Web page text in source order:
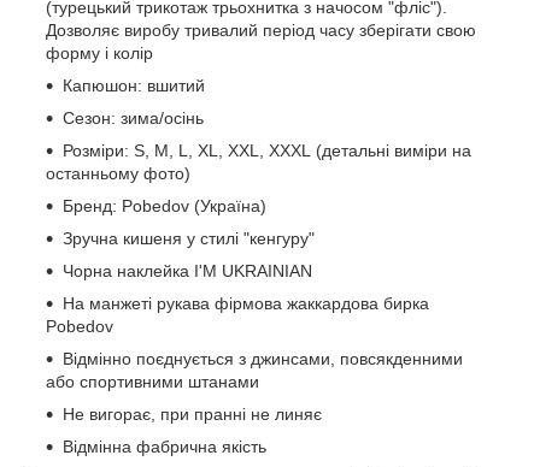
(турецький трикотаж трьохнитка з начосом "фліс").
Дозволяє виробу тривалий період часу зберігати свою
форму і колір
Капюшон: вшитий
Сезон: зима/осінь
Розміри: S, M, L, XL, XXL, XXXL (детальні виміри на
останньому фото)
Бренд: Pobedov (Україна)
Зручна кишеня у стилі "кенгуру"
Чорна наклейка I'M UKRAINIAN
На манжеті рукава фірмова жаккардова бирка
Pobedov
Відмінно поєднується з джинсами, повсякденними
або спортивними штанами
Не вигорає, при пранні не линяє
Відмінна фабрична якість